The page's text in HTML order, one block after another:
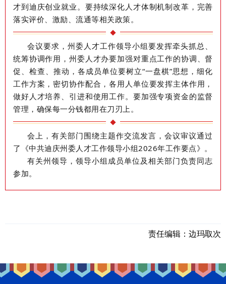
才到迪庆创业就业。要持续深化人才体制机制改革，完善
落实评价、激励、流通等相关政策。
会议要求，州委人才工作领导小组要发挥牵头抓总、
统筹协调作用，州委人才办要加强对重点工作的协调、督
促、检查、推动，各成员单位要树立“一盘棋”思想，细化
工作方案，密切协作配合，各用人单位要发挥主体作用，
做好人才培养、引进和使用工作。要加强专项资金的监督
管理，确保每一分钱都用在刀刃上。
会上，有关部门围绕主题作交流发言 ，会议审议通过
了 《中共迪庆州委人才工作领导小组2026年工作要点》。
有关州领导，领导小组成员单位及相关部门负责同志
参加。
责任编辑： 边玛取次